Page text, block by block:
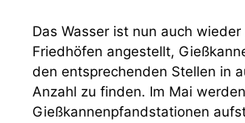
Das Wasser ist nun auch
Friedhöfen angestellt,
den entsprechenden Stellen in
Anzahl zu finden. Im Mai
Gießkannenpfandstationen